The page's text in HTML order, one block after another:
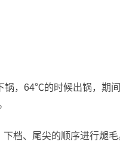
64℃的时候出锅，期间
档、尾尖的顺序进行煺毛